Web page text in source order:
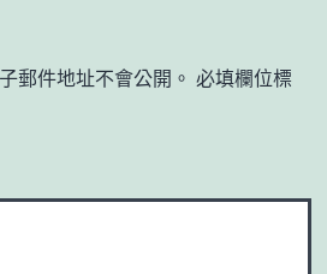
郵件地址不會公開。 必填欄位標